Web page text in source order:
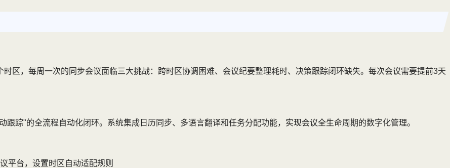
区，每周一次的同步会议面临三大挑战：跨时区协调困难、会议纪要整理耗时、决策跟踪闭环缺失。每次会议需要提前3天
踪"的全流程自动化闭环。系统集成日历同步、多语言翻译和任务分配功能，实现会议全生命周期的数字化管理。
平台，设置时区自动适配规则